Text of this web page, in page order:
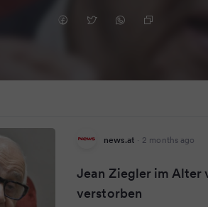
news.at · 2 months ago
Jean Ziegler im Alter
verstorben